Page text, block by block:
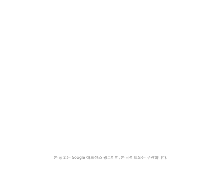
본 광고는 Google 애드센스 광고이며, 본 사이트와는 무관합니다.